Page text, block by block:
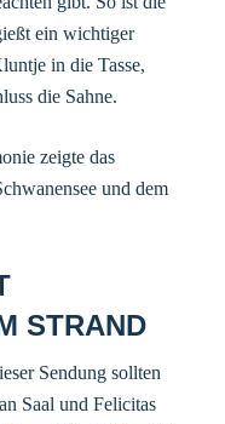
ein wichtiger
in die Tasse,
die Sahne.
zeigte das
und dem
STRAND
Sendung sollten
Saal und Felicitas